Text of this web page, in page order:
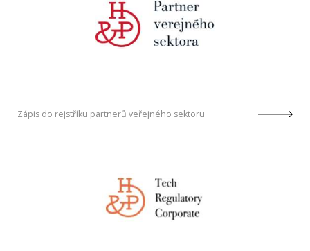
Zápis do rejstříku partnerů veřejného sektoru